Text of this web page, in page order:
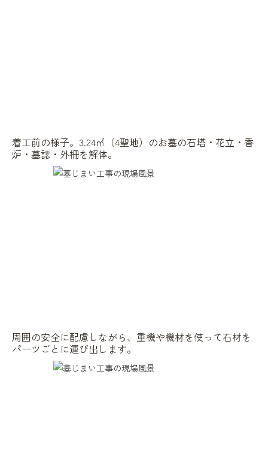
着工前の様子。3.24㎡（4聖地）のお墓の石塔・花立・香
炉・墓誌・外柵を解体。
周囲の安全に配慮しながら、重機や機材を使って石材を
パーツごとに運び出します。